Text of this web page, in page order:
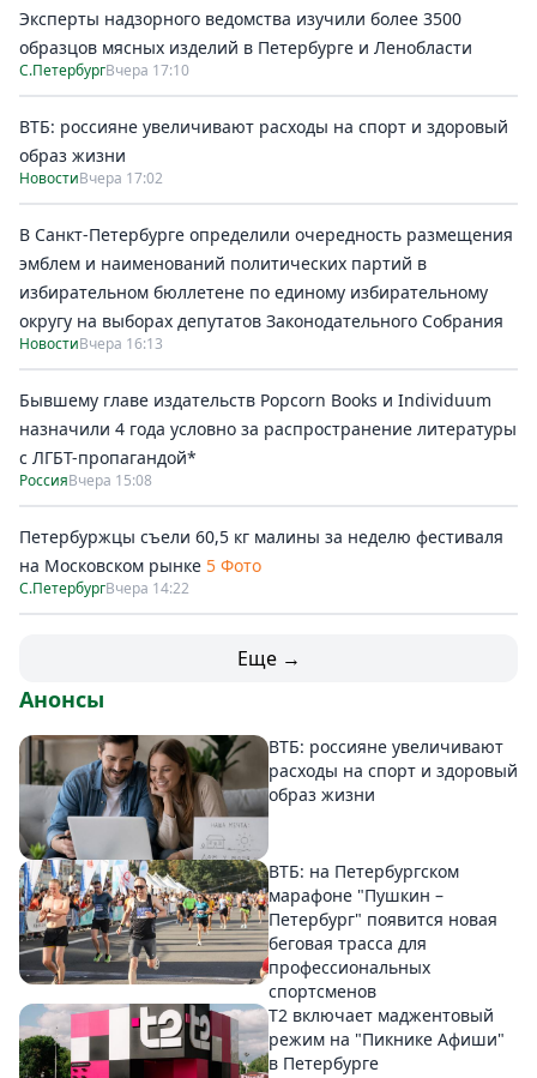
Эксперты надзорного ведомства изучили более 3500
образцов мясных изделий в Петербурге и Ленобласти
С.ПетербургВчера 17:10
ВТБ: россияне увеличивают расходы на спорт и здоровый
образ жизни
НовостиВчера 17:02
В Санкт-Петербурге определили очередность размещения
эмблем и наименований политических партий в
избирательном бюллетене по единому избирательному
округу на выборах депутатов Законодательного Собрания
НовостиВчера 16:13
Бывшему главе издательств Popcorn Books и Individuum
назначили 4 года условно за распространение литературы
с ЛГБТ-пропагандой*
РоссияВчера 15:08
Петербуржцы съели 60,5 кг малины за неделю фестиваля
на Московском рынке 5 Фото
С.ПетербургВчера 14:22
Еще →
Анонсы
ВТБ: россияне увеличивают
расходы на спорт и здоровый
образ жизни
ВТБ: на Петербургском
марафоне "Пушкин –
Петербург" появится новая
беговая трасса для
профессиональных
спортсменов
Т2 включает маджентовый
режим на "Пикнике Афиши"
в Петербурге